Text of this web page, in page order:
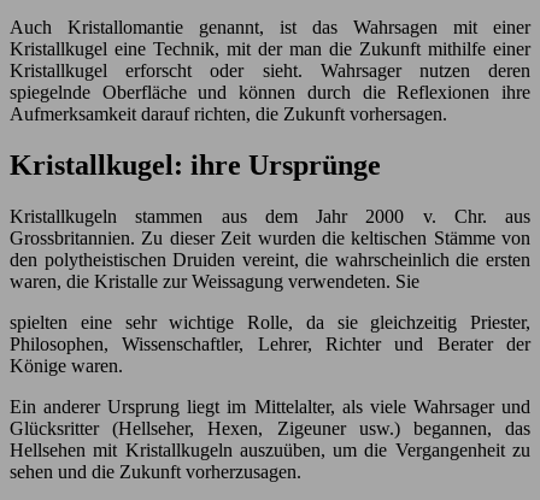
Auch Kristallomantie genannt, ist das Wahrsagen mit einer
Kristallkugel eine Technik, mit der man die Zukunft mithilfe einer
Kristallkugel erforscht oder sieht. Wahrsager nutzen deren
spiegelnde Oberfläche und können durch die Reflexionen ihre
Aufmerksamkeit darauf richten, die Zukunft vorhersagen.
Kristallkugel: ihre Ursprünge
Kristallkugeln stammen aus dem Jahr 2000 v. Chr. aus
Grossbritannien. Zu dieser Zeit wurden die keltischen Stämme von
den polytheistischen Druiden vereint, die wahrscheinlich die ersten
waren, die Kristalle zur Weissagung verwendeten. Sie
spielten eine sehr wichtige Rolle, da sie gleichzeitig Priester,
Philosophen, Wissenschaftler, Lehrer, Richter und Berater der
Könige waren.
Ein anderer Ursprung liegt im Mittelalter, als viele Wahrsager und
Glücksritter (Hellseher, Hexen, Zigeuner usw.) begannen, das
Hellsehen mit Kristallkugeln auszuüben, um die Vergangenheit zu
sehen und die Zukunft vorherzusagen.